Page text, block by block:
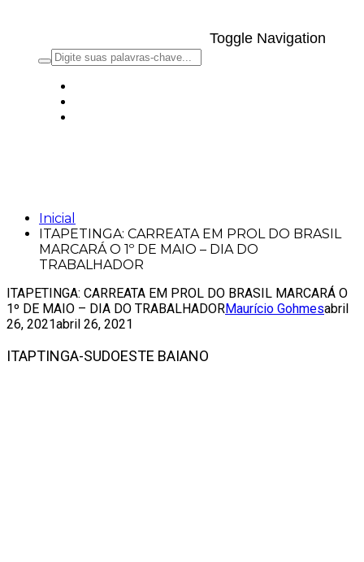
Toggle Navigation
Inicial
ITAPETINGA: CARREATA EM PROL DO BRASIL
MARCARÁ O 1º DE MAIO – DIA DO
TRABALHADOR
ITAPETINGA: CARREATA EM PROL DO BRASIL MARCARÁ O
1º DE MAIO – DIA DO TRABALHADORMaurício Gohmesabril
26, 2021abril 26, 2021
ITAPTINGA-SUDOESTE BAIANO